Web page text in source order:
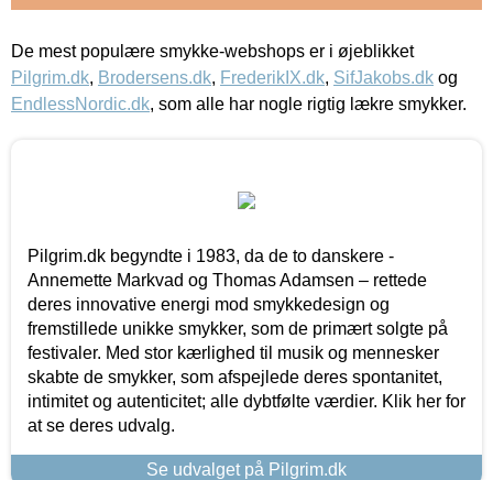
De mest populære smykke-webshops er i øjeblikket
Pilgrim.dk, Brodersens.dk, FrederikIX.dk, SifJakobs.dk og
EndlessNordic.dk, som alle har nogle rigtig lækre smykker.
Pilgrim.dk begyndte i 1983, da de to danskere -
Annemette Markvad og Thomas Adamsen – rettede
deres innovative energi mod smykkedesign og
fremstillede unikke smykker, som de primært solgte på
festivaler. Med stor kærlighed til musik og mennesker
skabte de smykker, som afspejlede deres spontanitet,
intimitet og autenticitet; alle dybtfølte værdier. Klik her for
at se deres udvalg.
Se udvalget på Pilgrim.dk